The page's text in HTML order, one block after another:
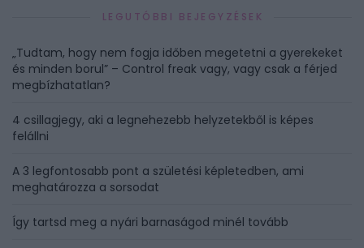
LEGUTÓBBI BEJEGYZÉSEK
„Tudtam, hogy nem fogja időben megetetni a gyerekeket
és minden borul” – Control freak vagy, vagy csak a férjed
megbízhatatlan?
4 csillagjegy, aki a legnehezebb helyzetekből is képes
felállni
A 3 legfontosabb pont a születési képletedben, ami
meghatározza a sorsodat
Így tartsd meg a nyári barnaságod minél tovább